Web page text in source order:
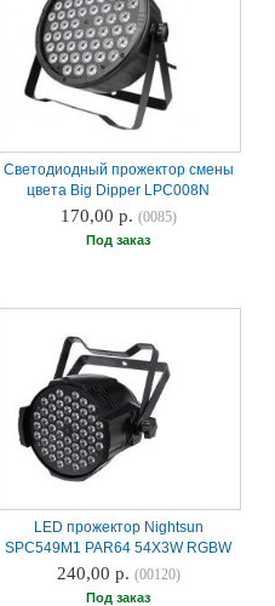
Светодиодный прожектор смены
цвета Big Dipper LPC008N
170,00 р. (0085)
Под заказ
LED прожектор Nightsun
SPC549M1 PAR64 54X3W RGBW
240,00 р. (00120)
Под заказ